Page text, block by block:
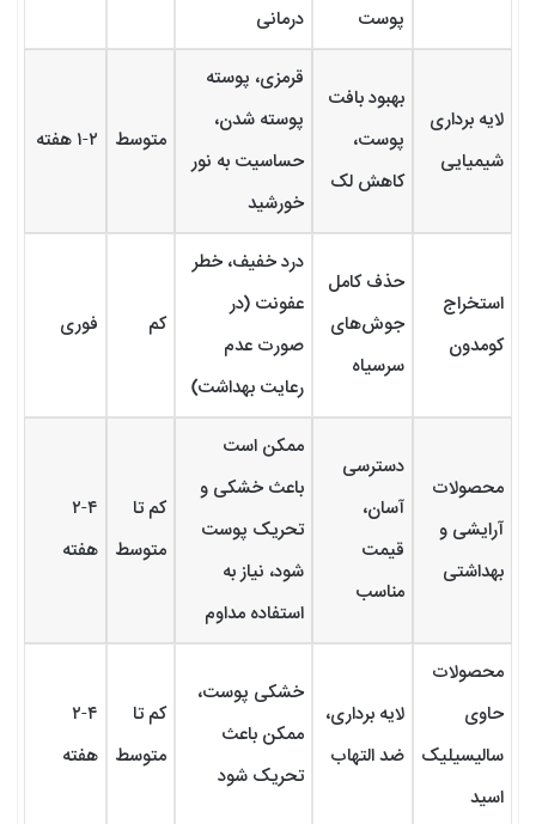
پوست درمانی
لایه برداری
شیمیایی
بهبود بافت
پوست،
کاهش لک
قرمزی، پوسته
پوسته شدن،
حساسیت به نور
خورشید
متوسط ۱-۲ هفته
استخراج
کومدون
حذف کامل
جوش‌های
سرسیاه
درد خفیف، خطر
عفونت (در
صورت عدم
رعایت بهداشت)
کم فوری
محصولات
آرایشی و
بهداشتی
دسترسی
آسان،
قیمت
مناسب
ممکن است
باعث خشکی و
تحریک پوست
شود، نیاز به
استفاده مداوم
کم تا
متوسط
۲-۴
هفته
محصولات
حاوی
سالیسیلیک
اسید
لایه برداری،
ضد التهاب
خشکی پوست،
ممکن باعث
تحریک شود
کم تا
متوسط
۲-۴
هفته